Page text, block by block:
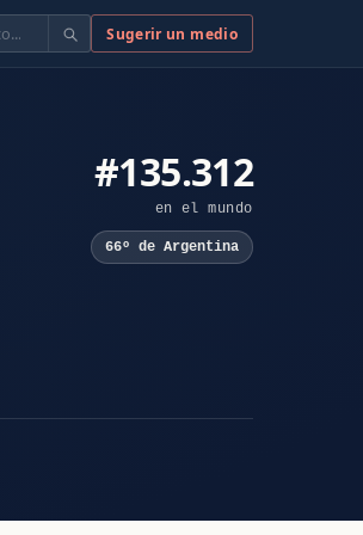
Sugerir un medio
#135.312
en el mundo
66º de Argentina